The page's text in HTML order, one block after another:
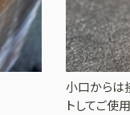
小口からは
トしてご使